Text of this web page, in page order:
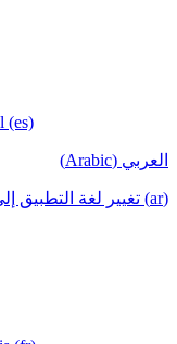
(es)
العربي (Arabic)
(ar) تغيير لغة التطبيق إلى العربية